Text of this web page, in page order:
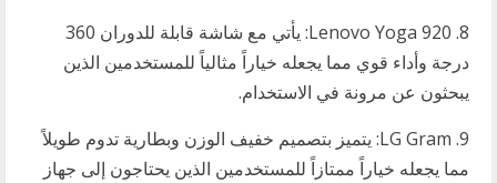
8. Lenovo Yoga 920: يأتي مع شاشة قابلة للدوران 360
درجة وأداء قوي مما يجعله خياراً مثالياً للمستخدمين الذين
يبحثون عن مرونة في الاستخدام.
9. LG Gram: يتميز بتصميم خفيف الوزن وبطارية تدوم طويلاً
مما يجعله خياراً ممتازاً للمستخدمين الذين يحتاجون إلى جهاز